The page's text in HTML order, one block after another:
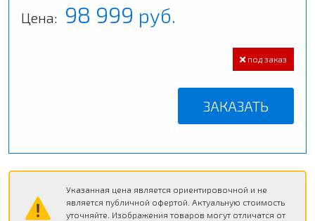
Цена: 98 999 руб.
под заказ
ЗАКАЗАТЬ
Указанная цена является ориентировочной и не
является публичной офертой. Актуальную стоимость
уточняйте. Изображения товаров могут отличатся от